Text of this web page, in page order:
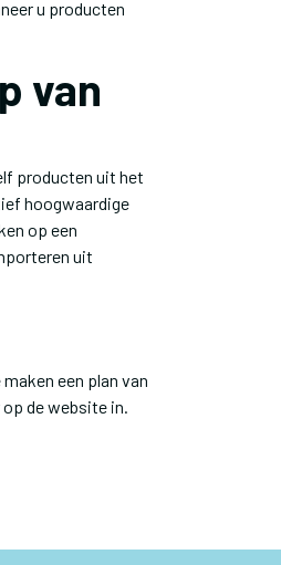
u producten
van
producten uit het
hoogwaardige
op een
uit
een plan van
de website in.